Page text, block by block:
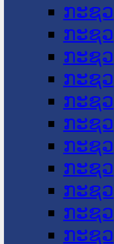
ກະຊ
ກະຊ
ກະຊ
ກະຊ
ກະຊ
ກະຊ
ກະຊ
ກະຊ
ກະຊ
ກະຊ
ກະຊ